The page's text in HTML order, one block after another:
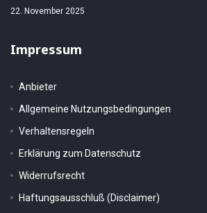
22. November 2025
Impressum
Anbieter
Allgemeine Nutzungsbedingungen
Verhaltensregeln
Erklärung zum Datenschutz
Widerrufsrecht
Haftungsausschluß (Disclaimer)